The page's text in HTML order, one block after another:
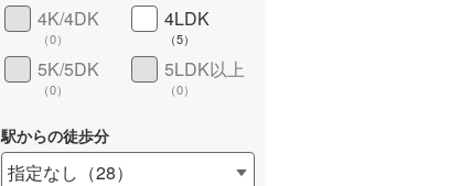
4K/4DK
（0）
4LDK
（5）
5K/5DK
（0）
5LDK以上
（0）
駅からの徒歩分
指定なし （28）